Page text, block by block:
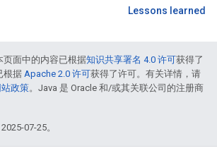
Lessons learned
页面中的内容已根据知识共享署名 4.0 许可获得了
根据 Apache 2.0 许可获得了许可。有关详情，请
政策。Java 是 Oracle 和/或其关联公司的注册商
07-25。